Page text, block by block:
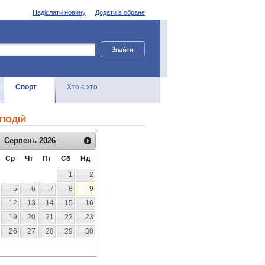
Додати в обране
Надіслати новину
Спорт Хто є хто
Серпень 2026
Ср Чт Пт Сб
Нд
1
2
5 6 7 8
9
12 13 14 15
16
19 20 21 22
23
26 27 28 29
30